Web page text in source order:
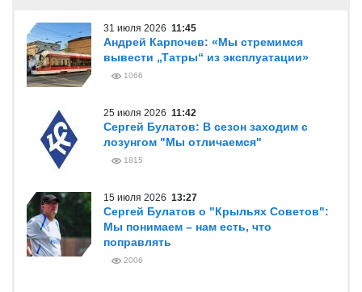
31 июля 2026 11:45
Андрей Карпочев: «Мы стремимся
вывести „Татры“ из эксплуатации»
1066
25 июля 2026 11:42
Сергей Булатов: В сезон заходим с
лозунгом "Мы отличаемся"
1815
15 июля 2026 13:27
Сергей Булатов о "Крыльях Советов":
Мы понимаем – нам есть, что
поправлять
2006